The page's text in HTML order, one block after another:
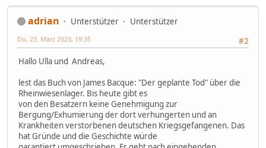
adrian Unterstützer
Unterstützer
#2
Do, 23. März 2023, 19:35
Hallo Ulla und Andreas,
lest das Buch von James Bacque: "Der geplante Tod" über die
Rheinwiesenlager. Bis heute gibt es
von den Besatzern keine Genehmigung zur
Bergung/Exhumierung der dort verhungerten und an
Krankheiten verstorbenen deutschen Kriegsgefangenen. Das
hat Gründe und die Geschichte würde